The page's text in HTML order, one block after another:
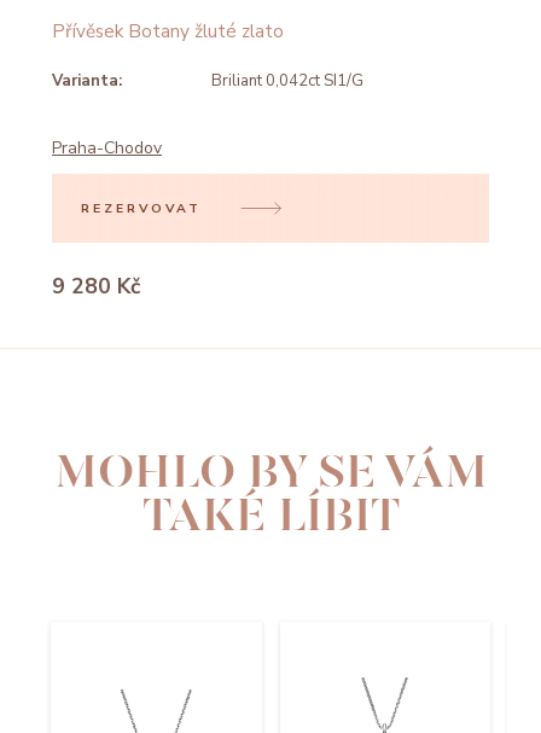
Přívěsek Botany žluté zlato
Varianta: Briliant 0,042ct SI1/G
Praha-Chodov
REZERVOVAT
9 280 Kč
MOHLO BY SE VÁM
TAKÉ LÍBIT